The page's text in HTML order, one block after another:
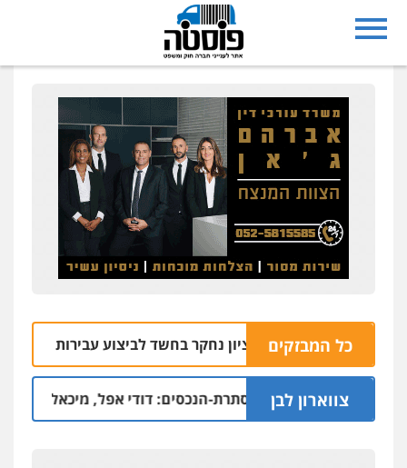
כל המבזקים
בעיריית ראשון לציון נחקר בחשד לביצוע עבירות מין 05.08 | 10:05
צווארון לבן
בפרשת הסתרת-הנכסים: דודי אפל, מיכאל קליינר והאחים